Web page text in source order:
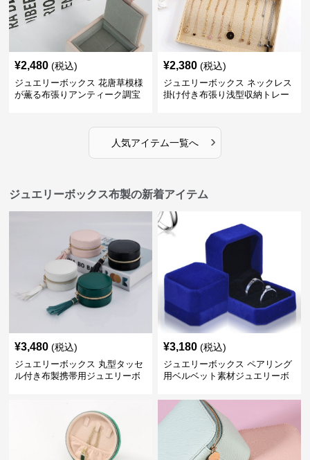
¥2,480 (税込)
ジュエリーボックス 花唐草模様
が薫る布張りアンティーク調宝
¥2,380 (税込)
ジュエリーボックス ネックレス
掛け付き布張り浅型収納トレー
人気アイテム一覧へ ›
ジュエリーボックス布製の新着アイテム
¥3,480 (税込)
ジュエリーボックス 丸型タッセ
ル付き布製携帯用ジュエリーボ
¥3,180 (税込)
ジュエリーボックス ペアリング
用ベルベット素材ジュエリーボ